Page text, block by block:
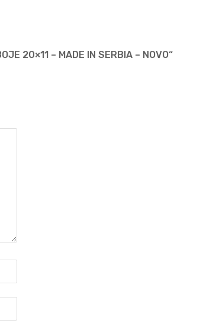
20×11 – MADE IN SERBIA – NOVO“